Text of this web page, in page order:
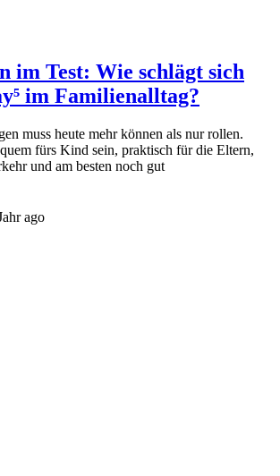
im Test: Wie schlägt sich
im Familienalltag?
muss heute mehr können als nur rollen.
fürs Kind sein, praktisch für die Eltern,
und am besten noch gut
ago